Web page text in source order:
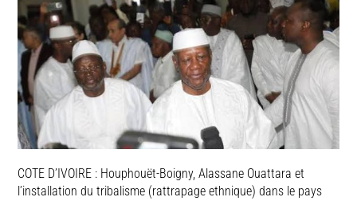
COTE D’IVOIRE : Houphouët-Boigny, Alassane Ouattara et
l’installation du tribalisme (rattrapage ethnique) dans le pays